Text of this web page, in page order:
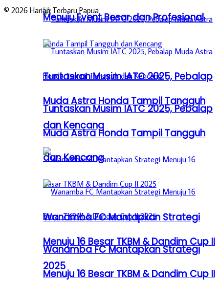
Tuntaskan Musim IATC 2025, Pebalap
Muda Astra Honda Tampil Tangguh
dan Kencang
Wanamba FC Mantapkan Strategi
Menuju 16 Besar TKBM & Dandim Cup II
2025
Menuju Event Besar dan Profesional
Tuntaskan Musim IATC 2025, Pebalap
Muda Astra Honda Tampil Tangguh
dan Kencang
Wanamba FC Mantapkan Strategi
Menuju 16 Besar TKBM & Dandim Cup II
© 2026 Harian Terbaru Papua